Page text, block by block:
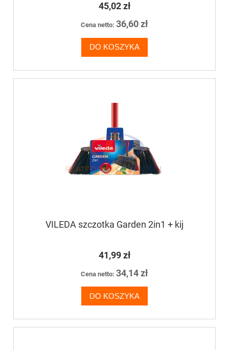
45,02 zł
Cena netto: 36,60 zł
DO KOSZYKA
VILEDA szczotka Garden 2in1 + kij
41,99 zł
Cena netto: 34,14 zł
DO KOSZYKA